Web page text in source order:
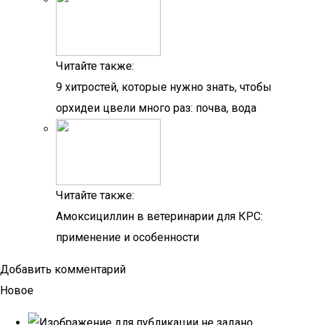
Читайте также:
9 хитростей, которые нужно знать, чтобы
орхидеи цвели много раз: почва, вода
Читайте также:
Амоксициллин в ветеринарии для КРС:
применение и особенности
Добавить комментарий
Новое